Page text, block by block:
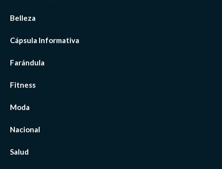
Belleza
Cápsula Informativa
Farándula
Fitness
Moda
Nacional
Salud